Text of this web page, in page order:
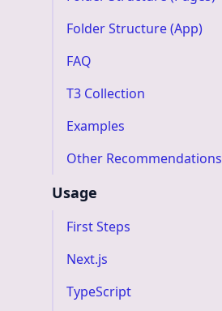
Folder Structure (App)
FAQ
T3 Collection
Examples
Other Recommendations
Usage
First Steps
Next.js
TypeScript